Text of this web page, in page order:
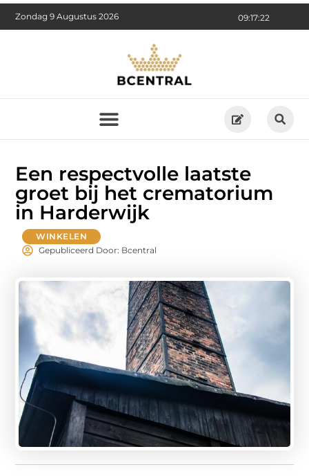
09:17:23
Zondag 9 Augustus 2026
Een respectvolle laatste
groet bij het crematorium
in Harderwijk
WINKELEN
Gepubliceerd Door: Bcentral